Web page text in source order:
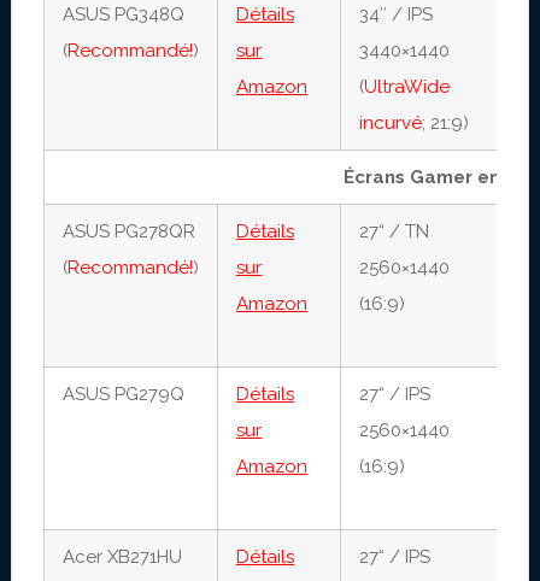
ASUS PG348Q
(Recommandé!)
Détails
sur
Amazon
34″ / IPS
3440×1440
(UltraWide
incurvé; 21:9)
Écrans Gamer entre
ASUS PG278QR
(Recommandé!)
Détails
sur
Amazon
27“ / TN
2560×1440
(16:9)
ASUS PG279Q
Détails
sur
Amazon
27“ / IPS
2560×1440
(16:9)
Acer XB271HU
Détails
27“ / IPS